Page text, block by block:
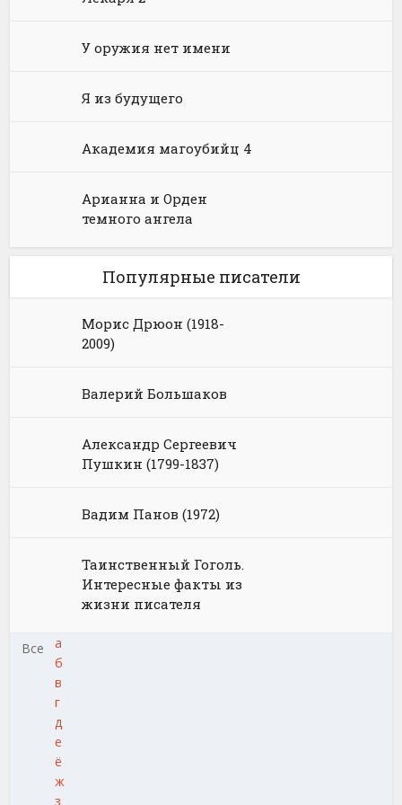
У оружия нет имени
Я из будущего
Академия магоубийц 4
Арианна и Орден
темного ангела
Популярные писатели
Морис Дрюон (1918-
2009)
Валерий Большаков
Александр Сергеевич
Пушкин (1799-1837)
Вадим Панов (1972)
Таинственный Гоголь.
Интересные факты из
жизни писателя
Все
а
б
в
г
д
е
ё
ж
з